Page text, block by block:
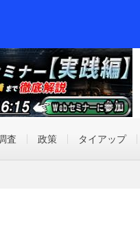
査 政策 タイアップ